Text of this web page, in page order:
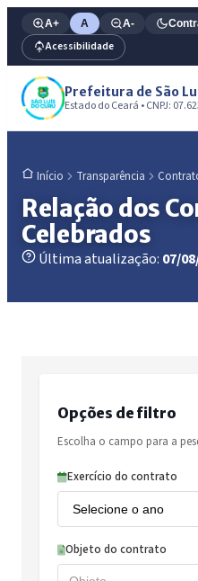
A+ A A-
Acessibilidade
Prefeitura de São
Estado do Ceará • CNPJ:
Início Transparência
Relação dos
Celebrados
Última atualização: 07/
Opções de filtro
Escolha o campo para a
Exercício do contrato
Objeto do contrato